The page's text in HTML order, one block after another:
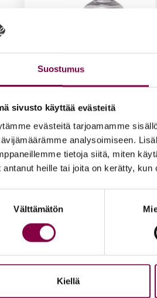
Suostumus
sivusto käyttää evästeitä
evästeitä tarjoamamme
analysoimiseen.
tietoja siitä, miten
antanut heille tai joita on kerätty,
Välttämätön
Kiellä
Iloi­set var­paat -jal­ka­kyl­py­
suo­la, la­ven­te­li 150 ml
11,90€